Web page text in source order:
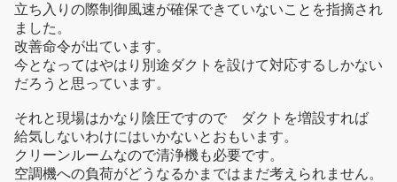
立ち入りの際制御風速が確保できていないことを指摘され
ました。
改善命令が出ています。
今となってはやはり別途ダクトを設けて対応するしかない
だろうと思っています。
それと現場はかなり陰圧ですので ダクトを増設すれば
給気しないわけにはいかないとおもいます。
クリーンルームなので清浄機も必要です。
空調機への負荷がどうなるかまではまだ考えられません。